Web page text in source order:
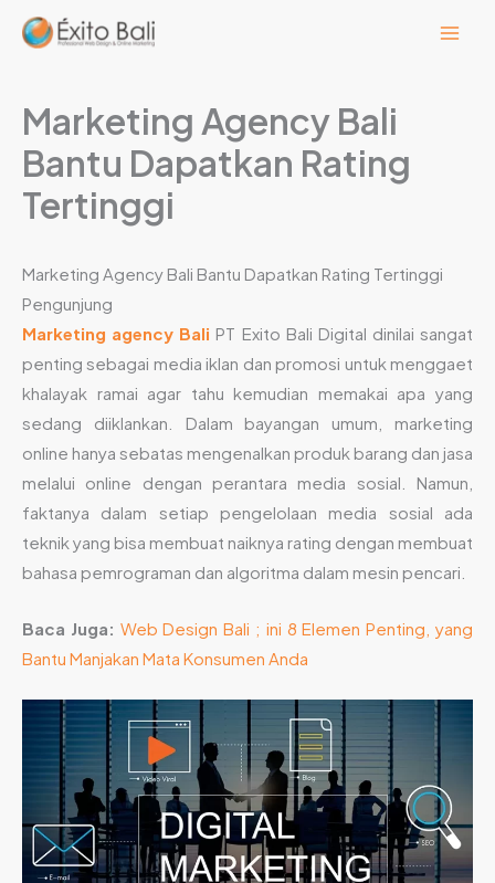
Lewati
Marketing Agency Bali
Bantu Dapatkan Rating
Tertinggi
Marketing Agency Bali Bantu Dapatkan Rating Tertinggi
Pengunjung
Marketing agency Bali PT Exito Bali Digital dinilai sangat
penting sebagai media iklan dan promosi untuk menggaet
khalayak ramai agar tahu kemudian memakai apa yang
sedang diiklankan. Dalam bayangan umum, marketing
online hanya sebatas mengenalkan produk barang dan jasa
melalui online dengan perantara media sosial. Namun,
faktanya dalam setiap pengelolaan media sosial ada
teknik yang bisa membuat naiknya rating dengan membuat
bahasa pemrograman dan algoritma dalam mesin pencari.
Baca Juga: Web Design Bali ; ini 8 Elemen Penting, yang
Bantu Manjakan Mata Konsumen Anda